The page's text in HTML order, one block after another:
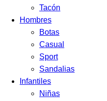
Tacón
Hombres
Botas
Casual
Sport
Sandalias
Infantiles
Niñas